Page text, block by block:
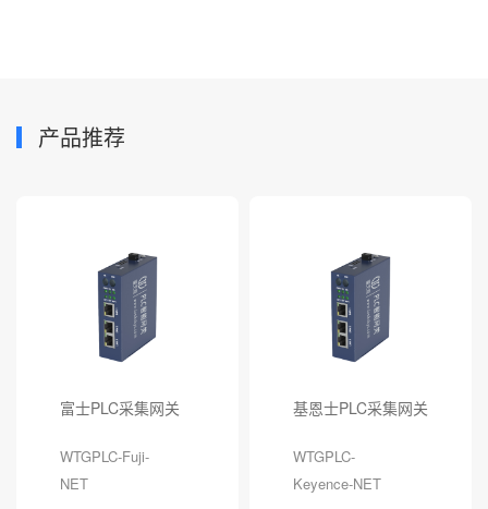
产品推荐
富士PLC采集网关
WTGPLC-Fuji-
NET
基恩士PLC采集网关
WTGPLC-
Keyence-NET